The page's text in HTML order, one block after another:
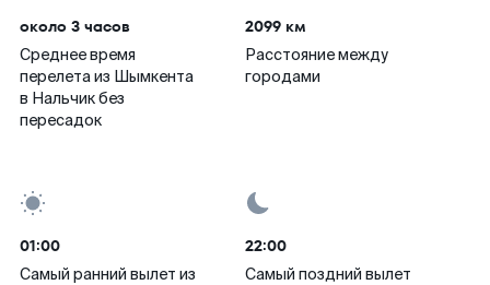
около 3 часов
Среднее время
перелета из Шымкента
в Нальчик без
пересадок
2099 км
Расстояние между
городами
01:00
Самый ранний вылет из
22:00
Самый поздний вылет